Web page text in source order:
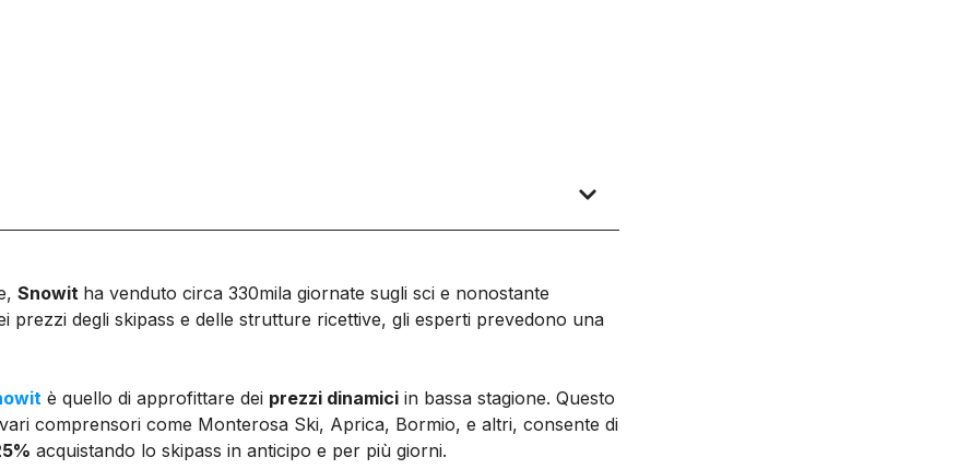
Snowit ha venduto circa 330mila giornate sugli sci e nonostante
prezzi degli skipass e delle strutture ricettive, gli esperti prevedono una
è quello di approfittare dei prezzi dinamici in bassa stagione. Questo
comprensori come Monterosa Ski, Aprica, Bormio, e altri, consente di
acquistando lo skipass in anticipo e per più giorni.